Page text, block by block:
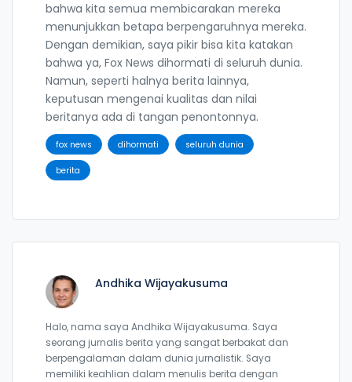
bahwa kita semua membicarakan mereka
menunjukkan betapa berpengaruhnya mereka.
Dengan demikian, saya pikir bisa kita katakan
bahwa ya, Fox News dihormati di seluruh dunia.
Namun, seperti halnya berita lainnya,
keputusan mengenai kualitas dan nilai
beritanya ada di tangan penontonnya.
fox news dihormati seluruh dunia
berita
Andhika Wijayakusuma
Halo, nama saya Andhika Wijayakusuma. Saya
seorang jurnalis berita yang sangat berbakat dan
berpengalaman dalam dunia jurnalistik. Saya
memiliki keahlian dalam menulis berita dengan